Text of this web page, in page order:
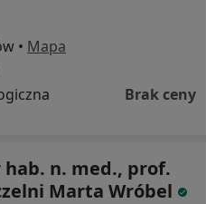
• Mapa
Brak ceny
hab. n. med., prof.
Marta Wróbel